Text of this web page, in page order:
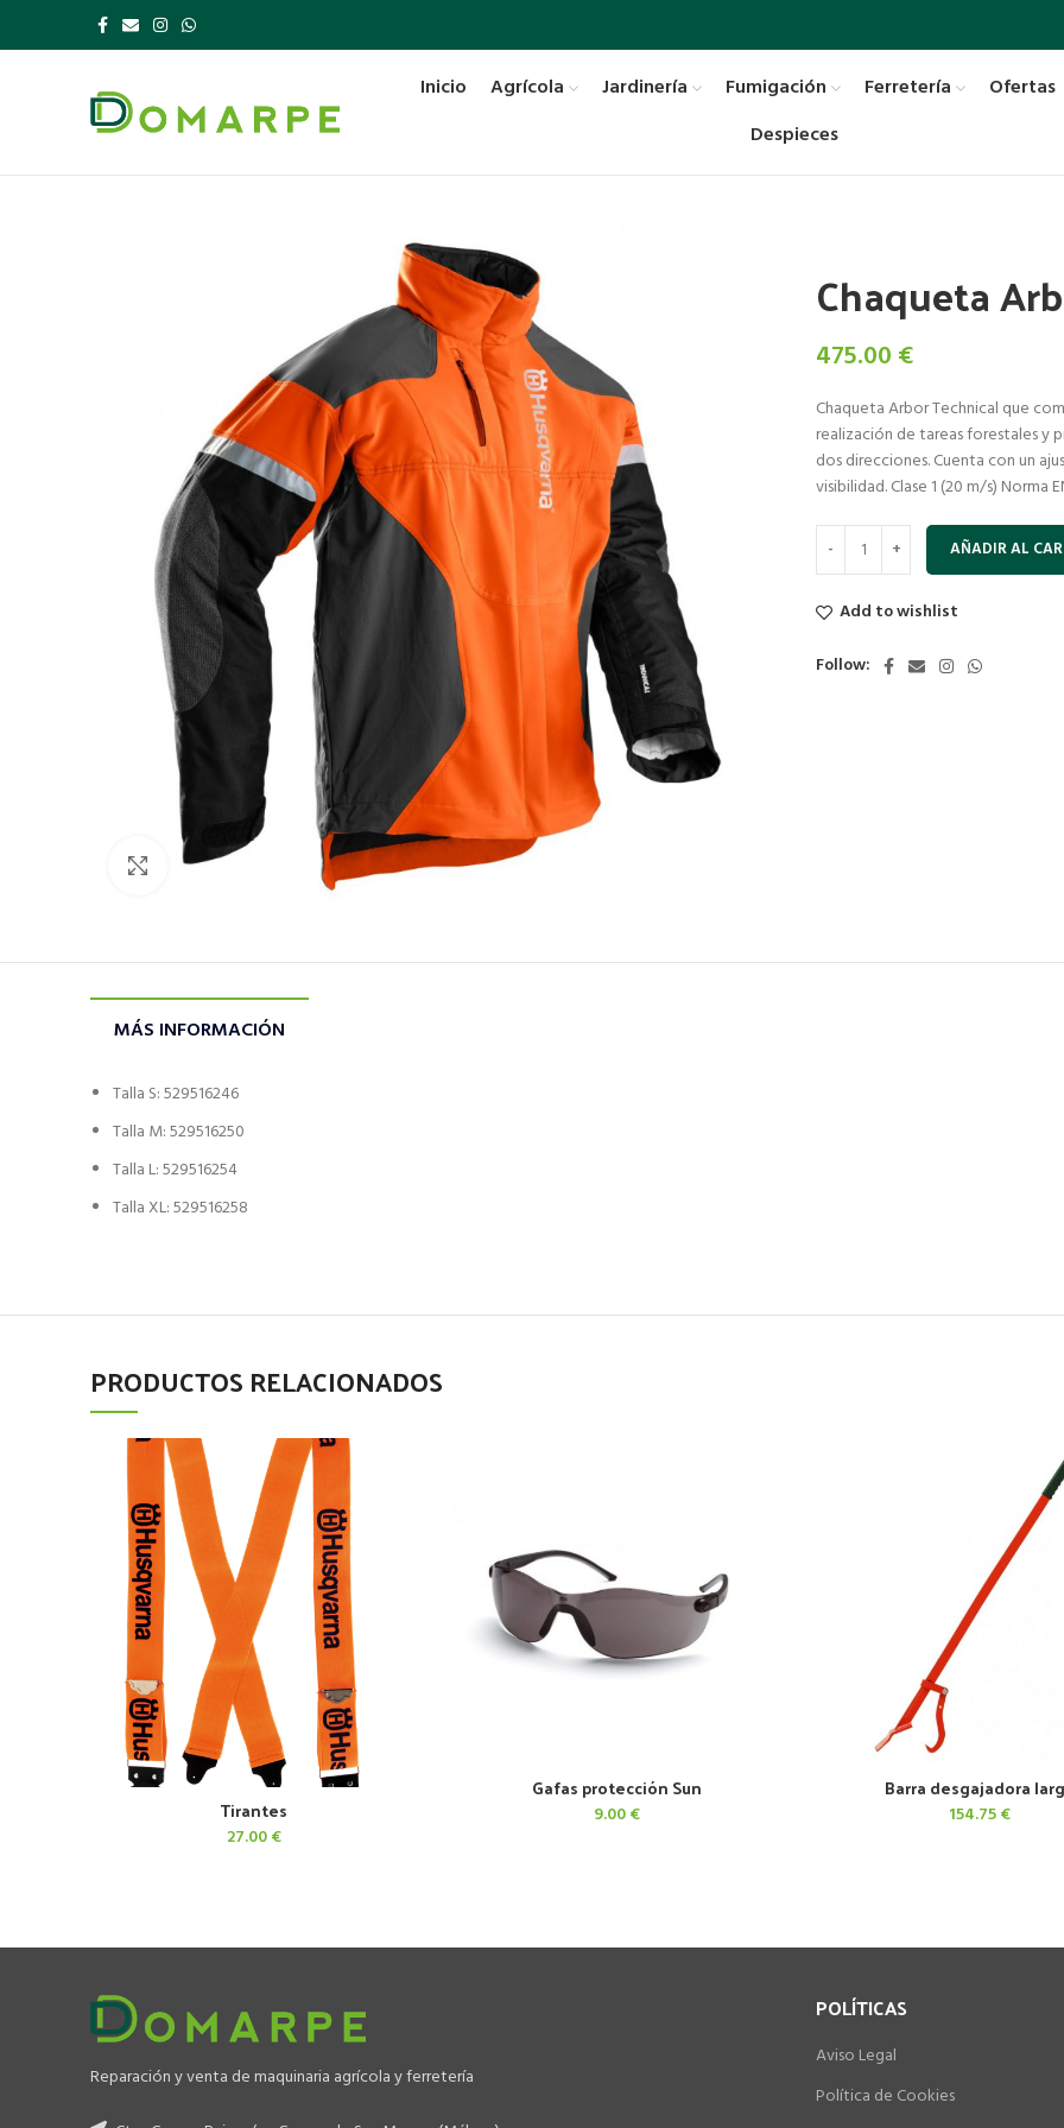
Inicio Agrícola Jardinería Fumigación Ferretería
Ofertas
Despieces
Click to enlarge
Chaqueta
475.00 €
Chaqueta Arbor Technical que
realización de tareas forestales y
dos direcciones. Cuenta con un
visibilidad. Clase 1 (20 m/s) Norma
AÑADIR AL
Add to wishlist
Follow:
MÁS INFORMACIÓN
Talla S: 529516246
Talla M: 529516250
Talla L: 529516254
Talla XL: 529516258
PRODUCTOS RELACIONADOS
AÑADIR AL CARRITO
Tirantes
27.00€
AÑADIR AL CARRITO
Gafas protección Sun
9.00€
AÑADIR AL CARRITO
Barra desgajadora
154.75€
Reparación y venta de maquinaria agrícola y ferretería
POLÍTICAS
Aviso Legal
Política de Cookies